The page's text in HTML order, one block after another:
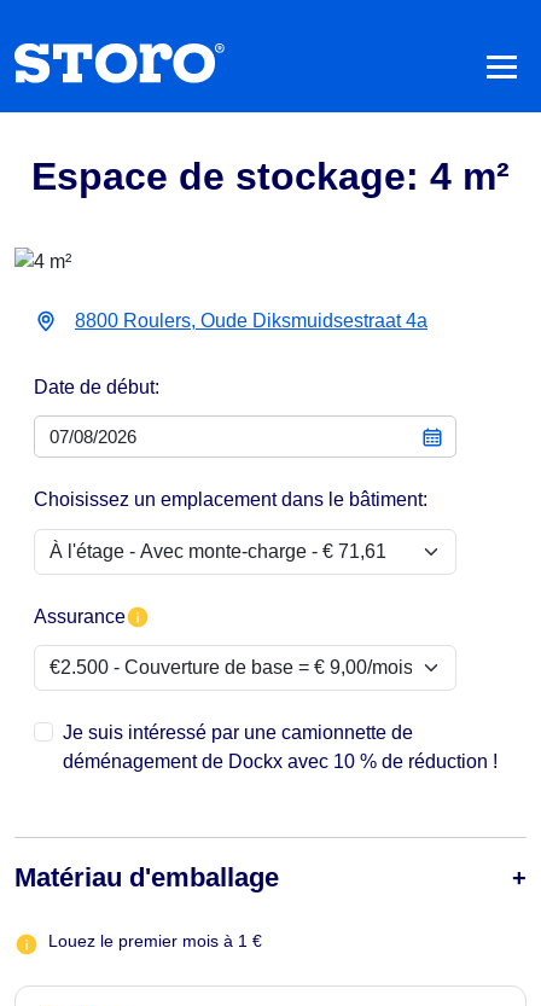
Espace de stockage: 4 m²
8800 Roulers, Oude Diksmuidsestraat 4a
Date de début:
Choisissez un emplacement dans le bâtiment:
Assurance
Je suis intéressé par une camionnette de
déménagement de Dockx avec 10 % de réduction !
Matériau d'emballage
Louez le premier mois à 1 €